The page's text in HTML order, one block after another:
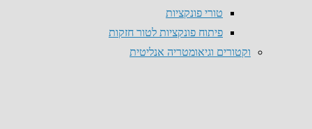
טורי פונקציות
פיתוח פונקציות לטור חזקות
וקטורים וגיאומטריה אנליטית